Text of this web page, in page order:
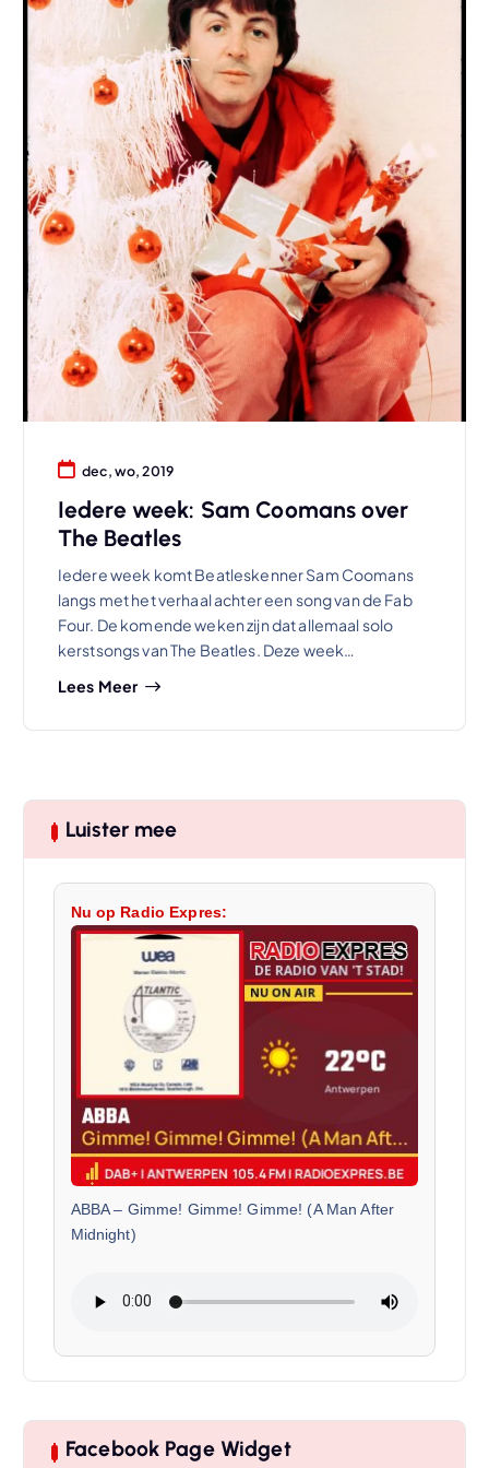
dec, wo, 2019
Iedere week: Sam Coomans over
The Beatles
Iedere week komt Beatleskenner Sam Coomans
langs met het verhaal achter een song van de Fab
Four. De komende weken zijn dat allemaal solo
kerstsongs van The Beatles. Deze week…
Lees Meer
Luister mee
Nu op Radio Expres:
ABBA– Gimme! Gimme! Gimme! (A Man After
Midnight)
Facebook Page Widget